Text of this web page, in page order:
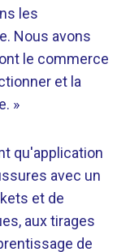
les
Nous avons
le commerce
et la
»
qu'application
avec un
et de
aux tirages
de